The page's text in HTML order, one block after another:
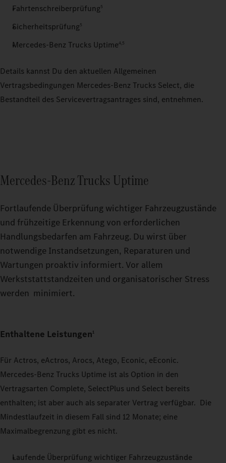
Fahrtenschreiberprüfung5
Sicherheitsprüfung5
Mercedes‑Benz Trucks Uptime4,5
Details kannst Du den aktuellen Allgemeinen
Vertragsbedingungen Mercedes‑Benz Trucks Select, die
Bestandteil des Servicevertragsantrages sind, entnehmen.
Mercedes‑Benz Trucks Uptime
Fortlaufende Überprüfung wichtiger Fahrzeugzustände
und frühzeitige Erkennung von erforderlichen
Handlungsbedarfen am Fahrzeug. Du wirst über
notwendige Instandsetzungen, Reparaturen und
Wartungen proaktiv informiert. Vor allem
Werkststattstandzeiten und organisatorischer Stress
werden minimiert.
Enthaltene Leistungen1
Für Actros, eActros, Arocs, Atego, Econic, eEconic.
Mercedes‑Benz Trucks Uptime ist als Option in den
Vertragsarten Complete, SelectPlus und Select bereits
enthalten; ist aber auch als separater Vertrag verfügbar. Die
Mindestlaufzeit in diesem Fall sind 12 Monate; eine
Maximalbegrenzung gibt es nicht.
Laufende Überprüfung wichtiger Fahrzeugzustände